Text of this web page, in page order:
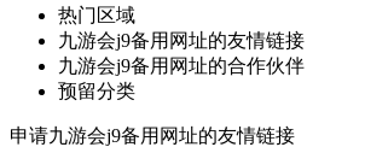
热门区域
九游会j9备用网址的友情链接
九游会j9备用网址的合作伙伴
预留分类
申请九游会j9备用网址的友情链接